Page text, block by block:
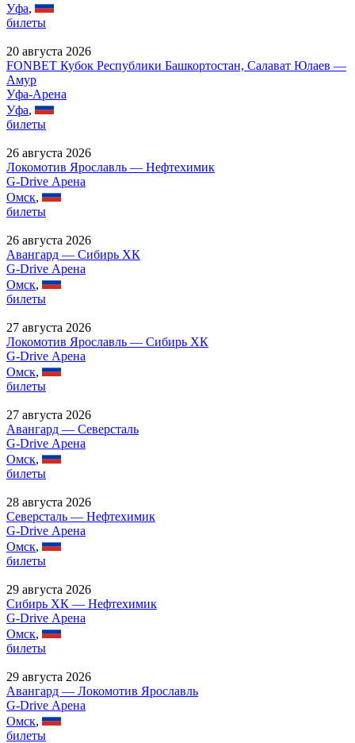
Уфа,
билеты
20 августа 2026
FONBET Кубок Республики Башкортостан, Салават Юлаев —
Амур
Уфа-Арена
Уфа,
билеты
26 августа 2026
Локомотив Ярославль — Нефтехимик
G-Drive Арена
Омск,
билеты
26 августа 2026
Авангард — Сибирь ХК
G-Drive Арена
Омск,
билеты
27 августа 2026
Локомотив Ярославль — Сибирь ХК
G-Drive Арена
Омск,
билеты
27 августа 2026
Авангард — Северсталь
G-Drive Арена
Омск,
билеты
28 августа 2026
Северсталь — Нефтехимик
G-Drive Арена
Омск,
билеты
29 августа 2026
Сибирь ХК — Нефтехимик
G-Drive Арена
Омск,
билеты
29 августа 2026
Авангард — Локомотив Ярославль
G-Drive Арена
Омск,
билеты